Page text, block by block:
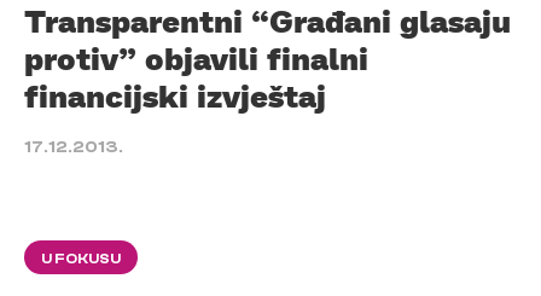
Transparentni “Građani glasaju
protiv” objavili finalni
financijski izvještaj
17.12.2013.
U FOKUSU